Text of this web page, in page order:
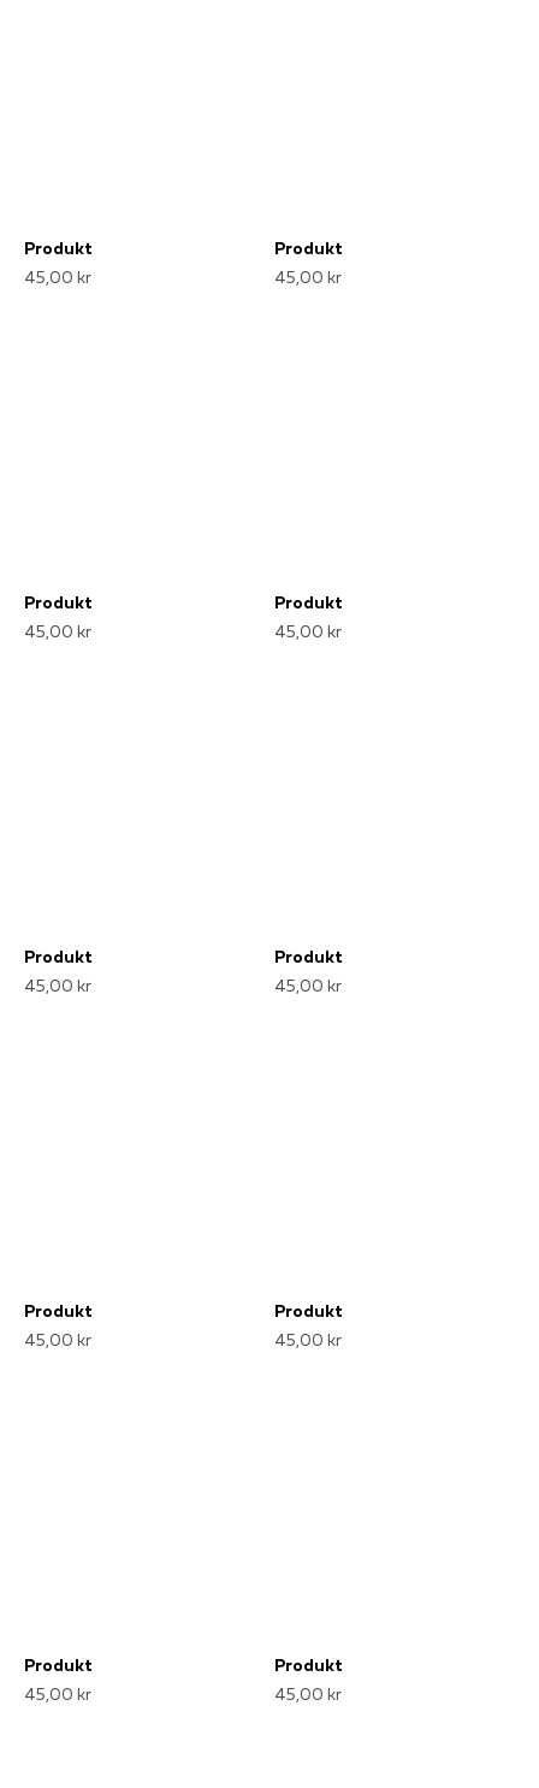
Produkt
45,00 kr
Produkt
45,00 kr
Produkt
45,00 kr
Produkt
45,00 kr
Produkt
45,00 kr
Produkt
45,00 kr
Produkt
45,00 kr
Produkt
45,00 kr
Produkt
45,00 kr
Produkt
45,00 kr